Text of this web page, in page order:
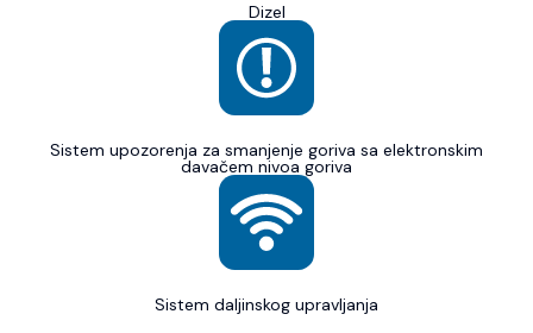
Dizel
Sistem upozorenja za smanjenje goriva sa elektronskim
davačem nivoa goriva
Sistem daljinskog upravljanja